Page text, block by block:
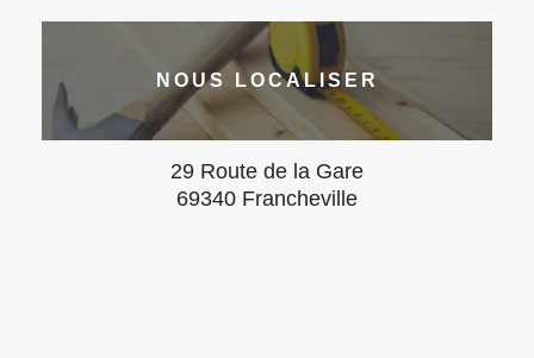
NOUS LOCALISER
29 Route de la Gare
69340 Francheville